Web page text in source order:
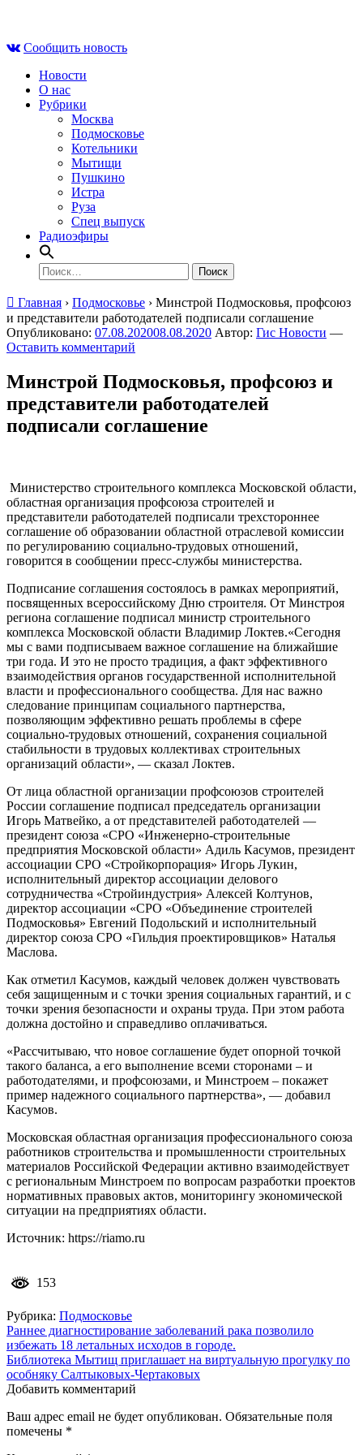
contentСообщить новость
Новости
О нас
Рубрики
Москва
Подмосковье
Котельники
Мытищи
Пушкино
Истра
Руза
Спец выпуск
Радиоэфиры
Найти:
Главная › Подмосковье › Минстрой Подмосковья, профсоюз
и представители работодателей подписали соглашение
Опубликовано: 07.08.202008.08.2020 Автор: Гис Новости —
Оставить комментарий
Минстрой Подмосковья, профсоюз и
представители работодателей
подписали соглашение
Министерство строительного комплекса Московской области,
областная организация профсоюза строителей и
представители работодателей подписали трехстороннее
соглашение об образовании областной отраслевой комиссии
по регулированию социально-трудовых отношений,
говорится в сообщении пресс-службы министерства.
Подписание соглашения состоялось в рамках мероприятий,
посвященных всероссийскому Дню строителя. От Минстроя
региона соглашение подписал министр строительного
комплекса Московской области Владимир Локтев.«Сегодня
мы с вами подписываем важное соглашение на ближайшие
три года. И это не просто традиция, а факт эффективного
взаимодействия органов государственной исполнительной
власти и профессионального сообщества. Для нас важно
следование принципам социального партнерства,
позволяющим эффективно решать проблемы в сфере
социально-трудовых отношений, сохранения социальной
стабильности в трудовых коллективах строительных
организаций области», — сказал Локтев.
От лица областной организации профсоюзов строителей
России соглашение подписал председатель организации
Игорь Матвейко, а от представителей работодателей —
президент союза «СРО «Инженерно-строительные
предприятия Московской области» Адиль Касумов, президент
ассоциации СРО «Стройкорпорация» Игорь Лукин,
исполнительный директор ассоциации делового
сотрудничества «Стройиндустрия» Алексей Колтунов,
директор ассоциации «СРО «Объединение строителей
Подмосковья» Евгений Подольский и исполнительный
директор союза СРО «Гильдия проектировщиков» Наталья
Маслова.
Как отметил Касумов, каждый человек должен чувствовать
себя защищенным и с точки зрения социальных гарантий, и с
точки зрения безопасности и охраны труда. При этом работа
должна достойно и справедливо оплачиваться.
«Рассчитываю, что новое соглашение будет опорной точкой
такого баланса, а его выполнение всеми сторонами – и
работодателями, и профсоюзами, и Минстроем – покажет
пример надежного социального партнерства», — добавил
Касумов.
Московская областная организация профессионального союза
работников строительства и промышленности строительных
материалов Российской Федерации активно взаимодействует
с региональным Минстроем по вопросам разработки проектов
нормативных правовых актов, мониторингу экономической
ситуации на предприятиях области.
Источник: https://riamo.ru
153
Рубрика: Подмосковье
Навигация
по
записям
Раннее диагностирование заболеваний рака позволило
избежать 18 летальных исходов в городе.
Библиотека Мытищ приглашает на виртуальную прогулку по
особняку Салтыковых-Чертаковых
Добавить комментарий
Ваш адрес email не будет опубликован. Обязательные поля
помечены *